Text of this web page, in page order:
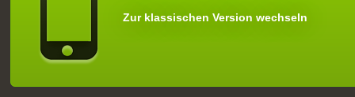
Zur klassischen Version wechseln